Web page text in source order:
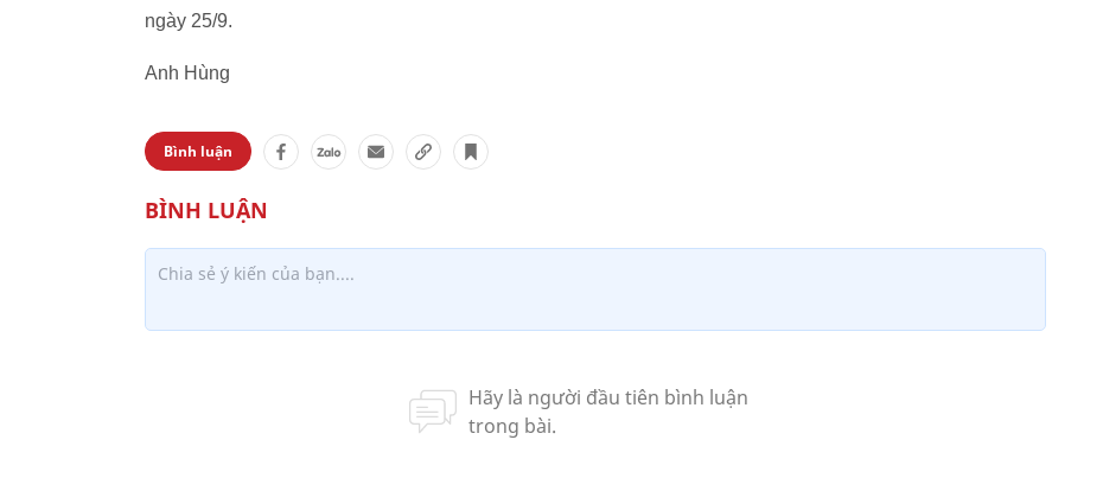
ngày 25/9.
Anh Hùng
Bình luận